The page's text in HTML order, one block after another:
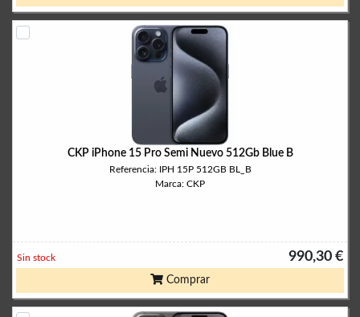
CKP iPhone 15 Pro Semi Nuevo 512Gb Blue B
Referencia: IPH 15P 512GB BL_B
Marca: CKP
990,30 €
Sin stock
Comprar